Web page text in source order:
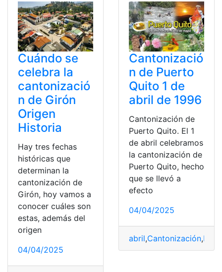
Cuándo se
celebra la
cantonizació
n de Girón
Origen
Historia
Hay tres fechas
históricas que
determinan la
cantonización de
Girón, hoy vamos a
conocer cuáles son
estas, además del
origen
04/04/2025
Cantonizació
n de Puerto
Quito 1 de
abril de 1996
Cantonización de
Puerto Quito. El 1
de abril celebramos
la cantonización de
Puerto Quito, hecho
que se llevó a
efecto
04/04/2025
abril,Cantonización,